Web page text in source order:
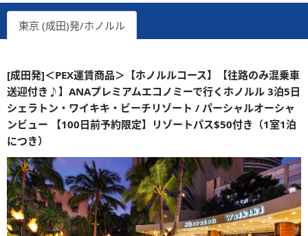
東京 (成田)発/ホノルル
[成田発]＜PEX運賃商品＞【ホノルルコース】【往路のみ混乗車
送迎付き♪】ANAプレミアムエコノミーで行くホノルル 3泊5日
シェラトン・ワイキキ・ビーチリゾート / パーシャルオーシャ
ンビュー 【100日前予約限定】リゾートパス$50付き（1室1泊
につき）